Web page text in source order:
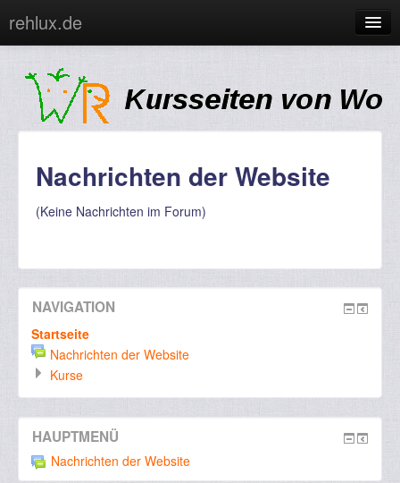
rehlux.de
Nachrichten der Website
(Keine Nachrichten im Forum)
NAVIGATION
Startseite
Nachrichten der Website
Kurse
HAUPTMENÜ
Nachrichten der Website